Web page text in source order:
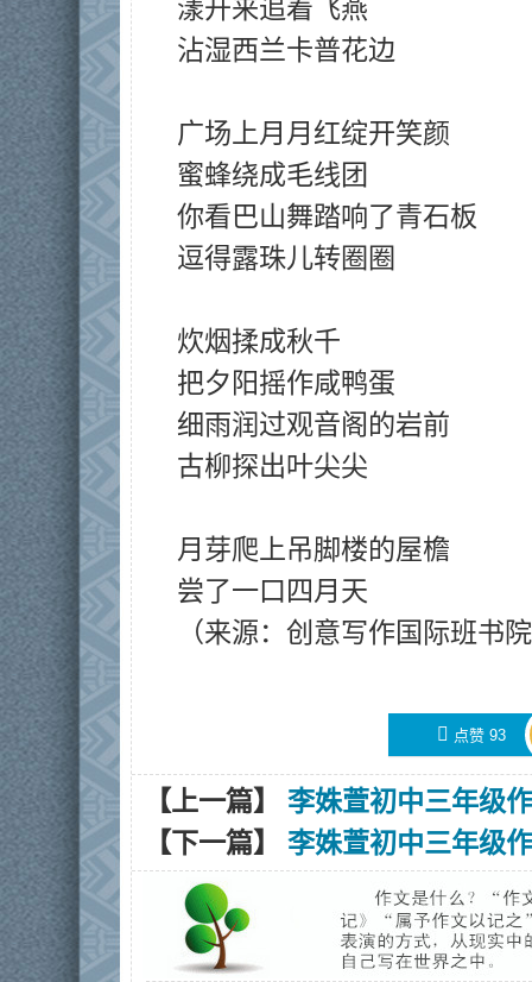
漾开来追着飞燕
沾湿西兰卡普花边
广场上月月红绽开笑颜
蜜蜂绕成毛线团
你看巴山舞踏响了青石板
逗得露珠儿转圈圈
炊烟揉成秋千
把夕阳摇作咸鸭蛋
细雨润过观音阁的岩前
古柳探出叶尖尖
月芽爬上吊脚楼的屋檐
尝了一口四月天
（来源：创意写作国际班书
󰄼 点赞 93
【上一篇】 李姝萱初中三年级
【下一篇】 李姝萱初中三年级